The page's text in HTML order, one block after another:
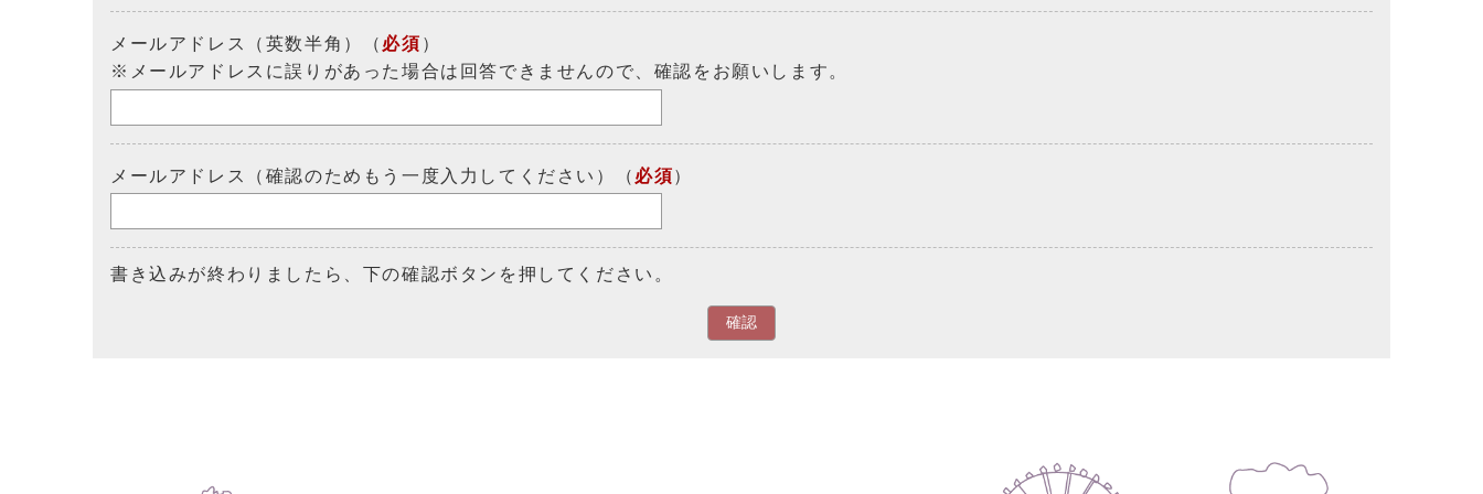
メールアドレス（英数半角）（ 必須 ）
※メールアドレスに誤りがあった場合は回答できませんので、確認をお願いします。
メールアドレス（確認のためもう一度入力してください）（ 必須）
書き込みが終わりましたら、下の確認ボタンを押してください。
確認